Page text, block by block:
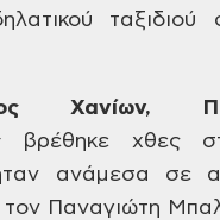
ταξιδιού
Χανίων,
βρέθηκε χθες
ανάμεσα σε
τον Παναγιώτη